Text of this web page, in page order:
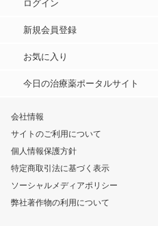
ログイン
新規会員登録
お気に入り
今日の治療薬ポータルサイト
会社情報
サイトのご利用について
個人情報保護方針
特定商取引法に基づく表示
ソーシャルメディアポリシー
弊社著作物の利用について